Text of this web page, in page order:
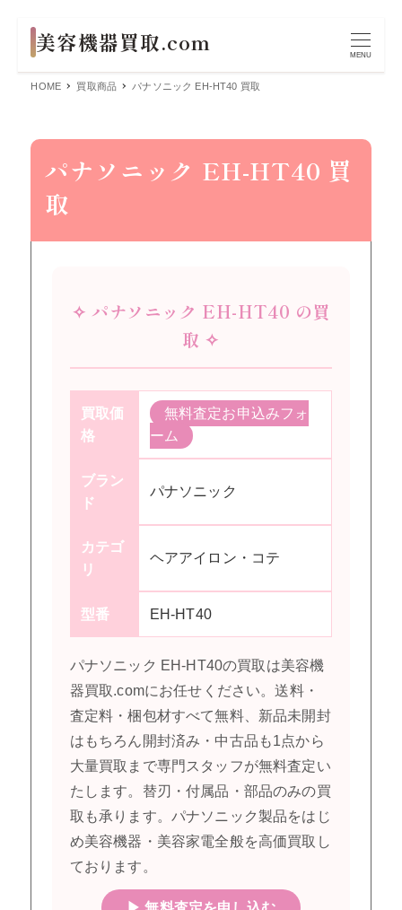
MENU
HOME 買取商品 パナソニック EH-HT40 買取
パナソニック EH-HT40 買
取
✧ パナソニック EH-HT40 の買
取 ✧
買取価
格
無料査定お申込みフォ
ーム
ブラン
ド
パナソニック
カテゴ
リ
ヘアアイロン・コテ
型番 EH-HT40
パナソニック EH-HT40の買取は美容機
器買取.comにお任せください。送料・
査定料・梱包材すべて無料、新品未開封
はもちろん開封済み・中古品も1点から
大量買取まで専門スタッフが無料査定い
たします。替刃・付属品・部品のみの買
取も承ります。パナソニック製品をはじ
め美容機器・美容家電全般を高価買取し
ております。